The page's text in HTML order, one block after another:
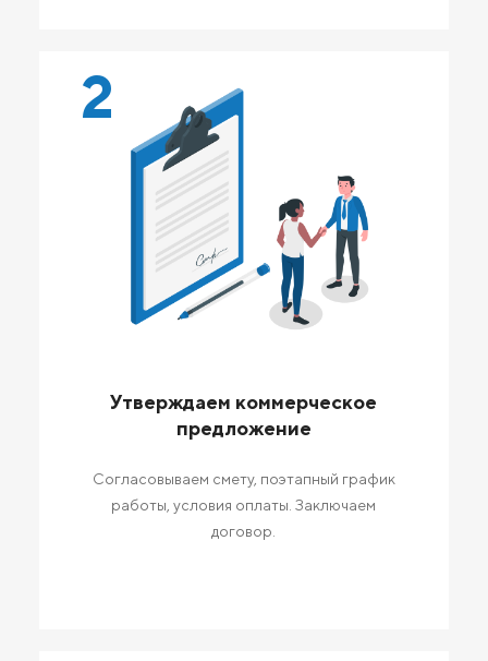
2
Утверждаем коммерческое
предложение
Согласовываем смету, поэтапный график
работы, условия оплаты. Заключаем
договор.